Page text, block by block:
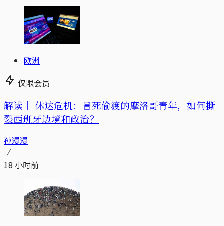
欧洲
仅限会员
解读｜ 休达危机：冒死偷渡的摩洛哥青年，如何撕
裂西班牙边境和政治？
孙漫漫
18 小时前